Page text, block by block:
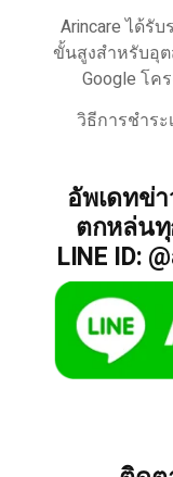
Arincare ได้รั
ขั้นสูงสำหรับอุ
Google โค
วิธีการชำร
อัพเดทข่า
ตกหล่นทุ
LINE ID: